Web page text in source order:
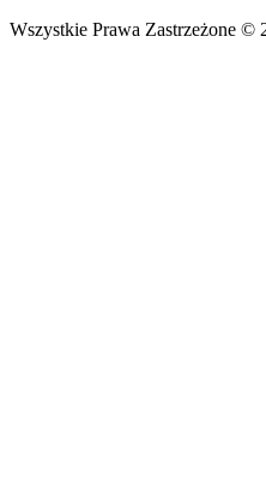
Wszystkie Prawa Zastrzeżone ©